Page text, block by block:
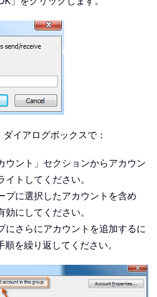
イアログボックスで：
ウント」セクションからアカウン
イトしてください。
プに選択したアカウントを含め
にしてください。
にさらにアカウントを追加するに
を繰り返してください。